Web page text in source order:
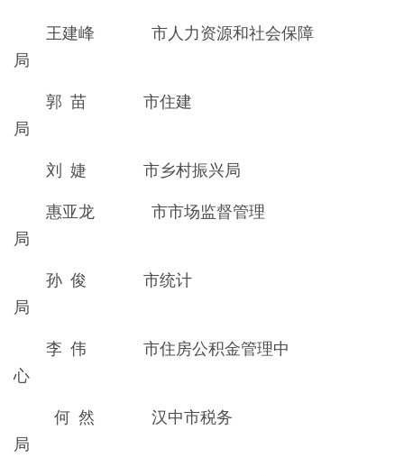
王建峰 市人力资源和社会保障
局
郭 苗 市住建
局
刘 婕 市乡村振兴局
惠亚龙 市市场监督管理
局
孙 俊 市统计
局
李 伟 市住房公积金管理中
心
何 然 汉中市税务
局